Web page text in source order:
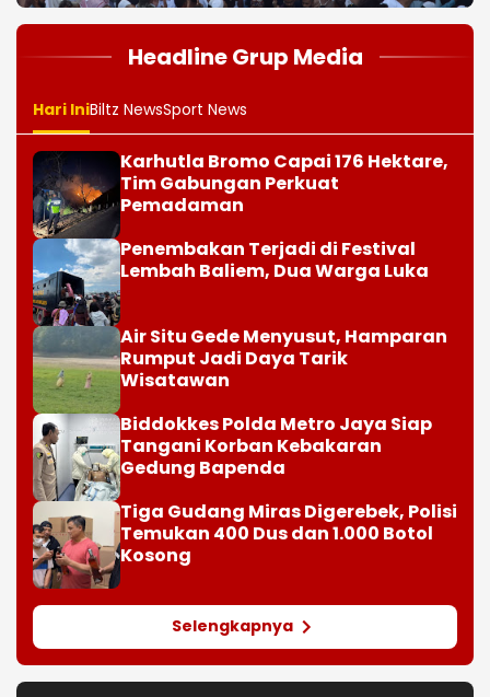
Headline Grup Media
Hari IniBiltz NewsSport News
Karhutla Bromo Capai 176 Hektare,
Tim Gabungan Perkuat
Pemadaman
Penembakan Terjadi di Festival
Lembah Baliem, Dua Warga Luka
Air Situ Gede Menyusut, Hamparan
Rumput Jadi Daya Tarik
Wisatawan
Biddokkes Polda Metro Jaya Siap
Tangani Korban Kebakaran
Gedung Bapenda
Tiga Gudang Miras Digerebek, Polisi
Temukan 400 Dus dan 1.000 Botol
Kosong
Selengkapnya